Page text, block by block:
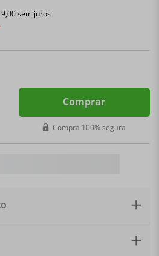
,00sem juros
Comprar
Compra 100% segura
Colher 13cm da Le Creuset é
transforma a rotina na cozinha.